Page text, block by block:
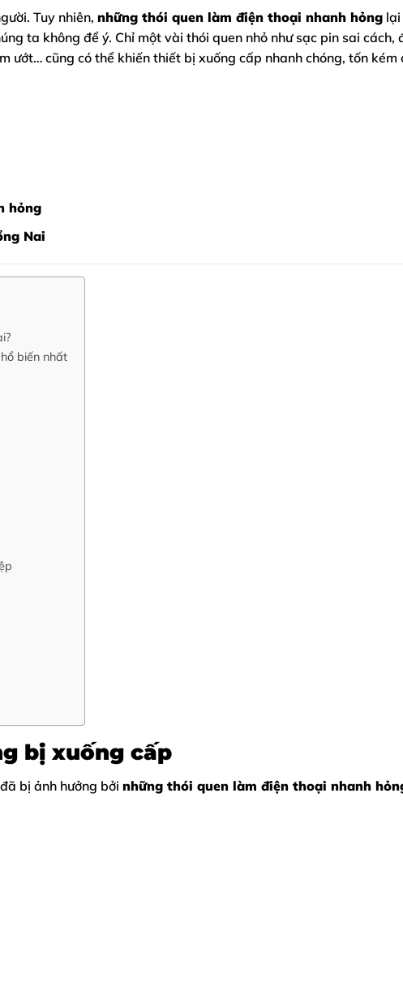
Tuy nhiên, những thói quen làm điện thoại nhanh hỏng
ta không để ý. Chỉ một vài thói quen nhỏ như sạc pin sai cách,
ướt… cũng có thể khiến thiết bị xuống cấp nhanh chóng, tốn kém
hỏng
Nai
biến nhất
bị xuống cấp
bị ảnh hưởng bởi những thói quen làm điện thoại nhanh